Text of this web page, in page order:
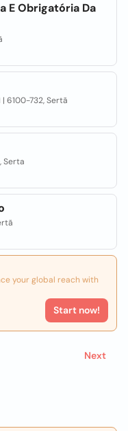
E Obrigatória Da
6100-732, Sertã
Serta
your global reach with
Start now!
Next